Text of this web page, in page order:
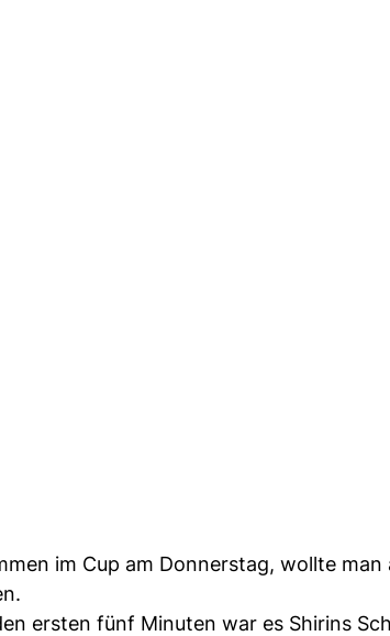
im Cup am Donnerstag, wollte
ersten fünf Minuten war es Shirins